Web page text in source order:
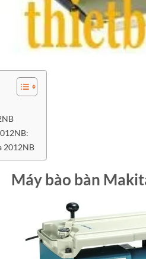
2012NB
Máy bào bàn